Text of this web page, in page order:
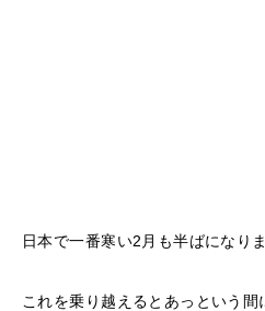
日本で一番寒い2月も半ばになりま
これを乗り越えるとあっという間